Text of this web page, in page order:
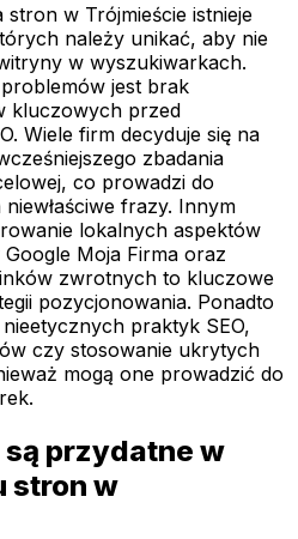
w Trójmieście istnieje
należy unikać, aby nie
w wyszukiwarkach.
jest brak
kluczowych przed
Wiele firm decyduje się na
zbadania
co prowadzi do
frazy. Innym
lokalnych aspektów
Moja Firma oraz
zwrotnych to kluczowe
pozycjonowania. Ponadto
praktyk SEO,
czy stosowanie ukrytych
mogą one prowadzić do
przydatne w
stron w